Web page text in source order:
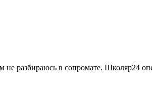
разбираюсь в сопромате. Школяр24